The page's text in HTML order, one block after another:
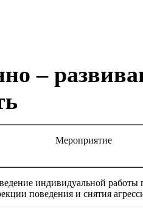
–
Мероприятие
индивидуальной работы
поведения и снятия